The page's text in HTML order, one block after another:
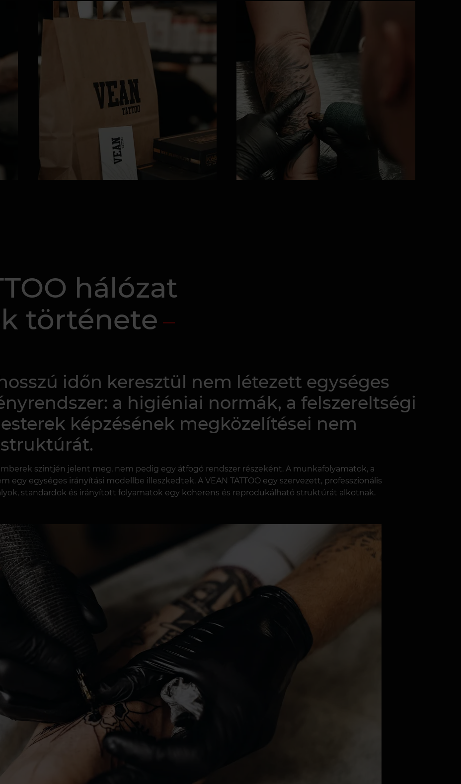
hálózat
története
időn keresztül nem létezett egységes
a higiéniai normák, a felszereltségi
képzésének megközelítései nem
szintjén jelent meg, nem pedig egy átfogó rendszer részeként. A munkafolyamatok, a
egy egységes irányítási modellbe illeszkedtek. A VEAN TATTOO egy szervezett, professzionális
standardok és irányított folyamatok egy koherens és reprodukálható struktúrát alkotnak.